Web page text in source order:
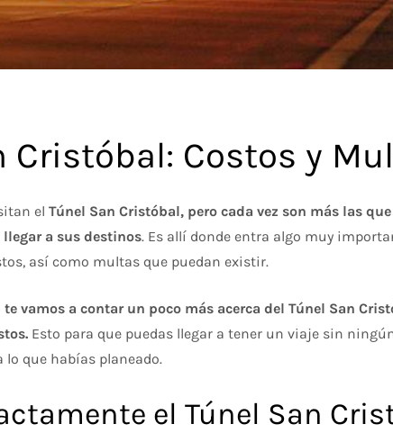
Cristóbal: Costos y
elTúnel San Cristóbal, pero cada vez son más las
a sus destinos. Es allí donde entra algo muy
así como multas que puedan existir.
te vamos a contar un poco más acerca del Túnel San
Esto para que puedas llegar a tener un viaje sin
lo que habías planeado.
el Túnel San